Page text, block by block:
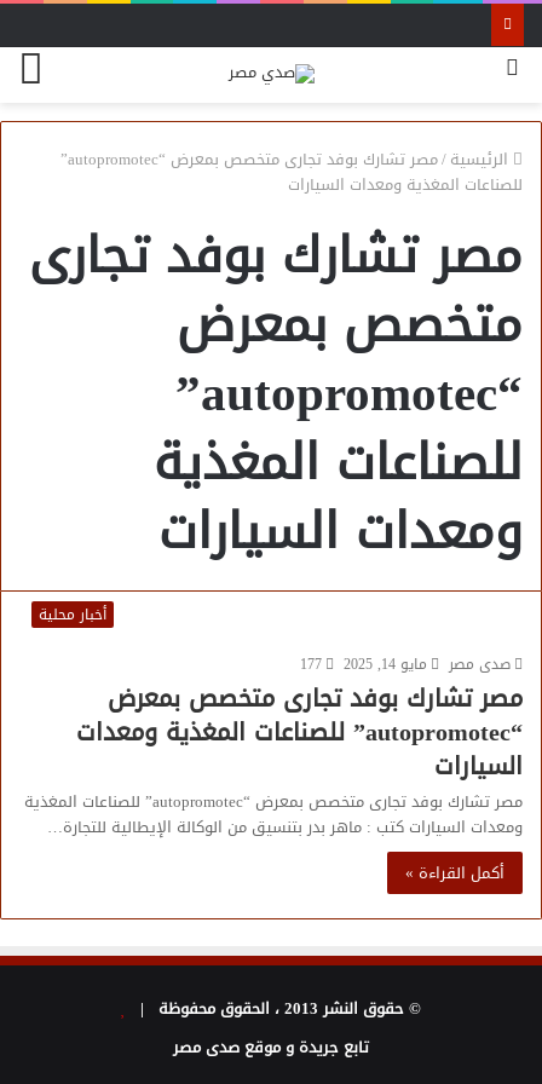
الرئيسية/
مصر تشارك بوفد تجارى متخصص بمعرض “autopromotec”
للصناعات المغذية ومعدات السيارات
مصر تشارك بوفد تجارى
متخصص بمعرض
“autopromotec”
للصناعات المغذية
ومعدات السيارات
أخبار محلية
صدى مصر
مايو 14, 2025 177
مصر تشارك بوفد تجارى متخصص بمعرض
“autopromotec” للصناعات المغذية ومعدات
السيارات
مصر تشارك بوفد تجارى متخصص بمعرض “autopromotec” للصناعات المغذية
ومعدات السيارات كتب : ماهر بدر بتنسيق من الوكالة الإيطالية للتجارة…
أكمل القراءة »
© حقوق النشر 2013 ، الحقوق محفوظة |
تابع جريدة و موقع صدى مصر